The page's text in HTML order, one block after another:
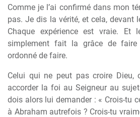
Comme je l’ai confirmé dans mon
pas. Je dis la vérité, et cela, devant
Chaque expérience est vraie. Et
simplement fait la grâce de faire
ordonné de faire.
Celui qui ne peut pas croire Dieu,
accorder la foi au Seigneur au sujet
dois alors lui demander : « Crois-tu
à Abraham autrefois ? Crois-tu